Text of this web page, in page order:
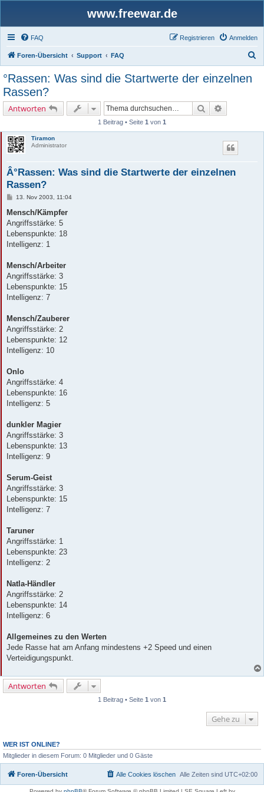
www.freewar.de
FAQ Anmelden
Registrieren
Foren-Übersicht Support FAQ
°Rassen: Was sind die Startwerte der einzelnen
Rassen?
Antworten Suche
1 Beitrag • Seite 1 von 1
Tiramon
Administrator
Â°Rassen: Was sind die Startwerte der einzelnen
Rassen?
B
i
r
a
13. Nov 2003, 11:04
Mensch/Kämpfer
Angriffsstärke: 5
Lebenspunkte: 18
Intelligenz: 1
Mensch/Arbeiter
Angriffsstärke: 3
Lebenspunkte: 15
Intelligenz: 7
Mensch/Zauberer
Angriffsstärke: 2
Lebenspunkte: 12
Intelligenz: 10
Onlo
Angriffsstärke: 4
Lebenspunkte: 16
Intelligenz: 5
dunkler Magier
Angriffsstärke: 3
Lebenspunkte: 13
Intelligenz: 9
Serum-Geist
Angriffsstärke: 3
Lebenspunkte: 15
Intelligenz: 7
Taruner
Angriffsstärke: 1
Lebenspunkte: 23
Intelligenz: 2
Natla-Händler
Angriffsstärke: 2
Lebenspunkte: 14
Intelligenz: 6
Allgemeines zu den Werten
Jede Rasse hat am Anfang mindestens +2 Speed und einen
Verteidigungspunkt.
Antworten
1 Beitrag • Seite 1 von 1
Gehe zu
WER IST ONLINE?
Mitglieder in diesem Forum: 0 Mitglieder und 0 Gäste
Foren-Übersicht Alle Zeiten sind UTC+02:00
Alle Cookies löschen